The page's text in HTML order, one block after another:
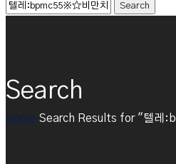
Search
Home Search Results for "텔레